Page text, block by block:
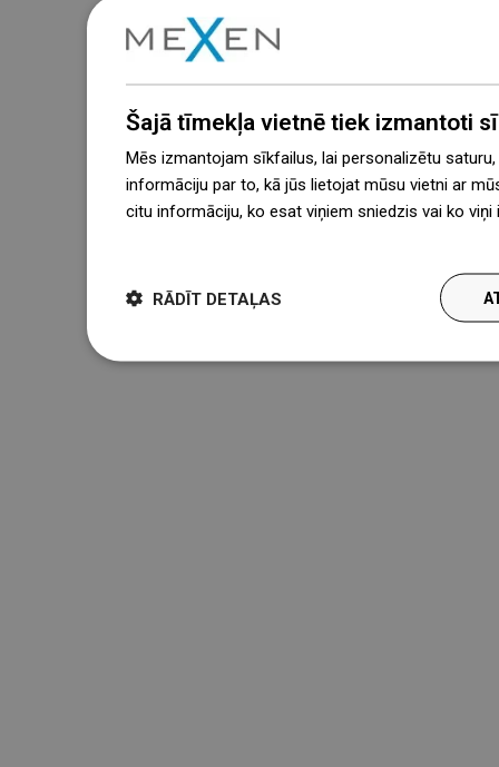
Šajā tīmekļa vietnē tiek izmantoti
Mēs izmantojam sīkfailus, lai personalizētu
informāciju par to, kā jūs lietojat mūsu vietni ar
citu informāciju, ko esat viņiem sniedzis vai ko
RĀDĪT DETAĻAS